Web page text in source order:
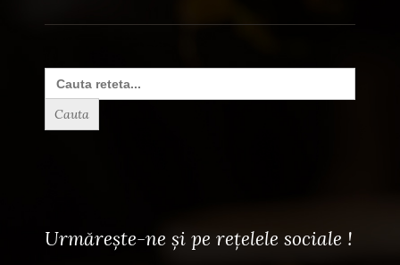
Search
for:
Urmărește-ne și pe rețelele sociale !